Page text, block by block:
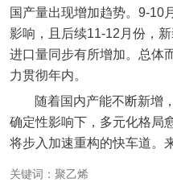
国产量出现增加趋势。9-10
影响，且后续11-12月份，
进口量同步有所增加。总体
力贯彻年内。
随着国内产能不断新增
确定性影响下，多元化格局
将步入加速重构的快车道。
关键词：聚乙烯